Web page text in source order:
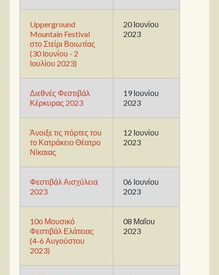
Διάφοροι
Εκτός Συνόρων
Νέα
Στήλες
Small Talk
Blog
Upperground
Mountain Festival
στο Στείρι Βοιωτίας
(30 Ιουνίου - 2
Ιουλίου 2023)
20 Ιουνίου
2023
Διεθνές Φεστιβάλ
Κέρκυρας 2023
19 Ιουνίου
2023
Άνοιξε τις πόρτες του
το Κατράκειο Θέατρο
Νίκαιας
12 Ιουνίου
2023
Φεστιβάλ Αισχύλεια
2023
06 Ιουνίου
2023
10ο Μουσικό
Φεστιβάλ Ελάτειας
(4-6 Αυγούστου
2023)
08 Μαΐου
2023